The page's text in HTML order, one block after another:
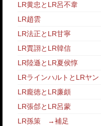
LR黄忠とLR呂不韋
LR趙雲
LR法正とLR甘寧
LR賈詡とLR韓信
LR陸遜とLR夏侯惇
LRラインハルトとLRヤン
LR龐徳とLR廉頗
LR張郃とLR呂蒙
LR孫策 →補足